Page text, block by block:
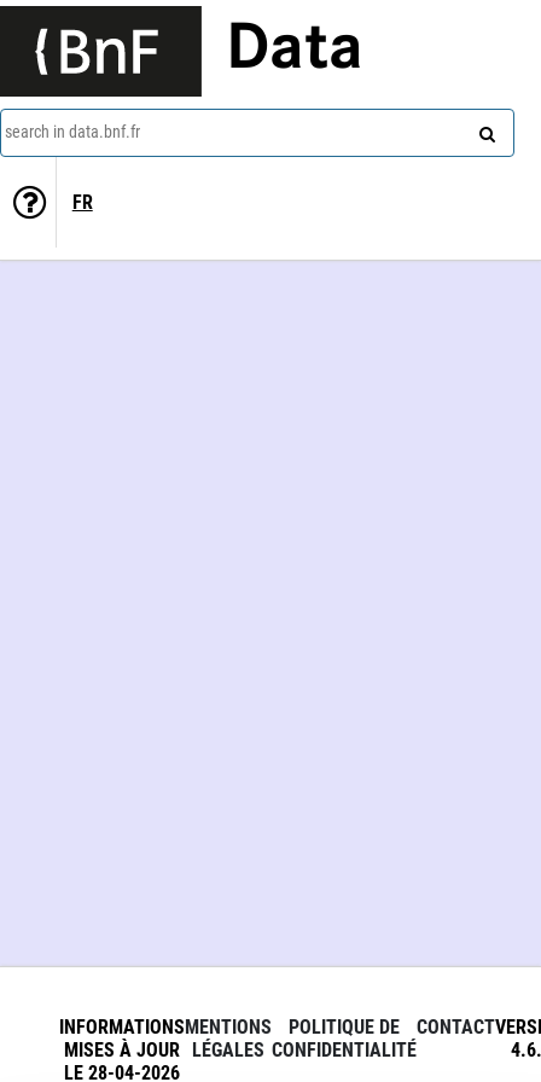
Data
search in data.bnf.fr
FR
INFORMATIONS
MISES À JOUR
LE 28-04-2026
MENTIONS
LÉGALES
POLITIQUE DE
CONFIDENTIALITÉ
CONTACT